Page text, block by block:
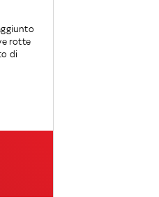
rotte
di